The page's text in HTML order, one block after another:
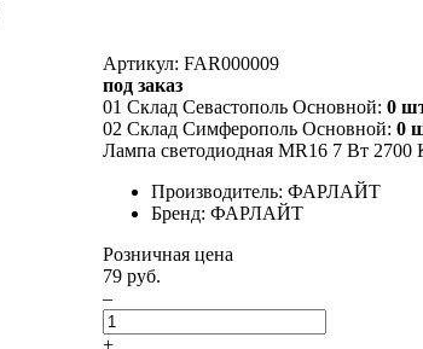
Артикул: FAR000009
под заказ
01 Склад Севастополь Основной: 0
02 Склад Симферополь Основной: 0
Лампа светодиодная MR16 7 Вт 2700
Производитель: ФАРЛАЙТ
Бренд: ФАРЛАЙТ
Розничная цена
79 руб.
–
+